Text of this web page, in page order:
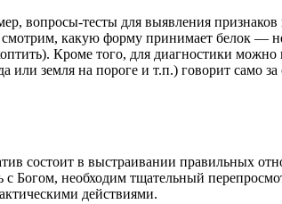
вопросы-тесты для выявления
какую форму принимает белок —
Кроме того, для диагностики
земля на пороге и т.п.) говорит само
состоит в выстраивании правильных
Богом, необходим тщательный
действиями.